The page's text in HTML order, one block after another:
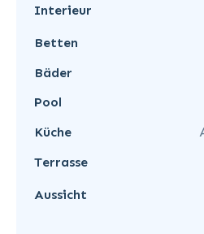
Interieur
Betten
Bäder
Pool
Küche
Terrasse
Aussicht